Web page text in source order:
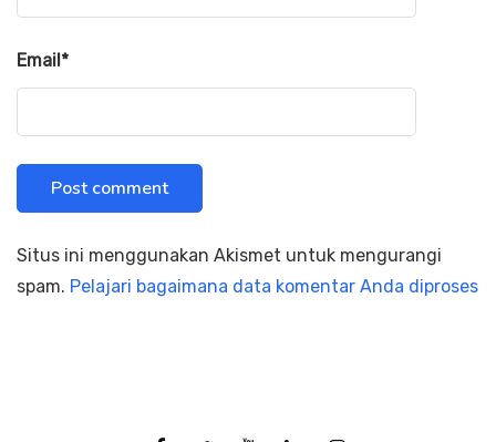
Email*
Situs ini menggunakan Akismet untuk mengurangi
spam. Pelajari bagaimana data komentar Anda diproses